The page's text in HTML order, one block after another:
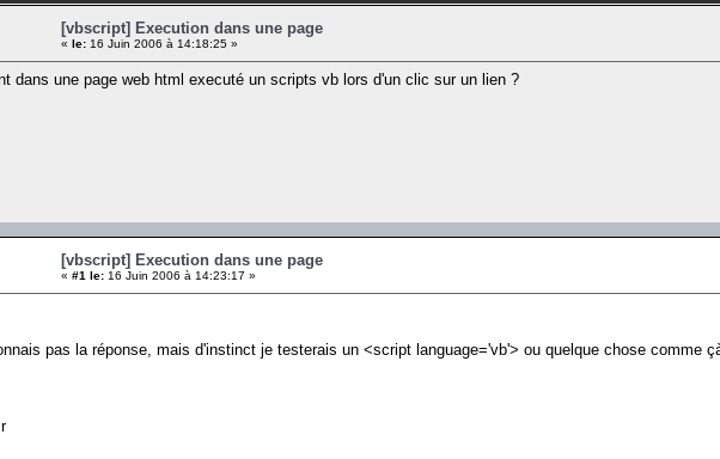
Wargame
[vbscript] Execution dans une page
« le: 16 Juin 2006 à 14:18:25 »
dans une page web html executé un scripts vb lors d'un clic sur un lien ?
[vbscript] Execution dans une page
« #1 le: 16 Juin 2006 à 14:23:17 »
pas la réponse, mais d'instinct je testerais un <script language='vb'> ou quelque chose comme